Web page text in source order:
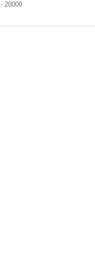
- 20000